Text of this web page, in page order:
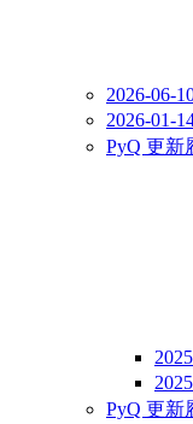
2026-06-
2026-01-
PyQ 更新
PyQ 更新